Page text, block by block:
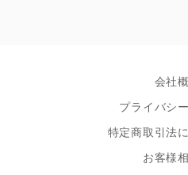
会社
プライバシ
特定商取引法
お客様